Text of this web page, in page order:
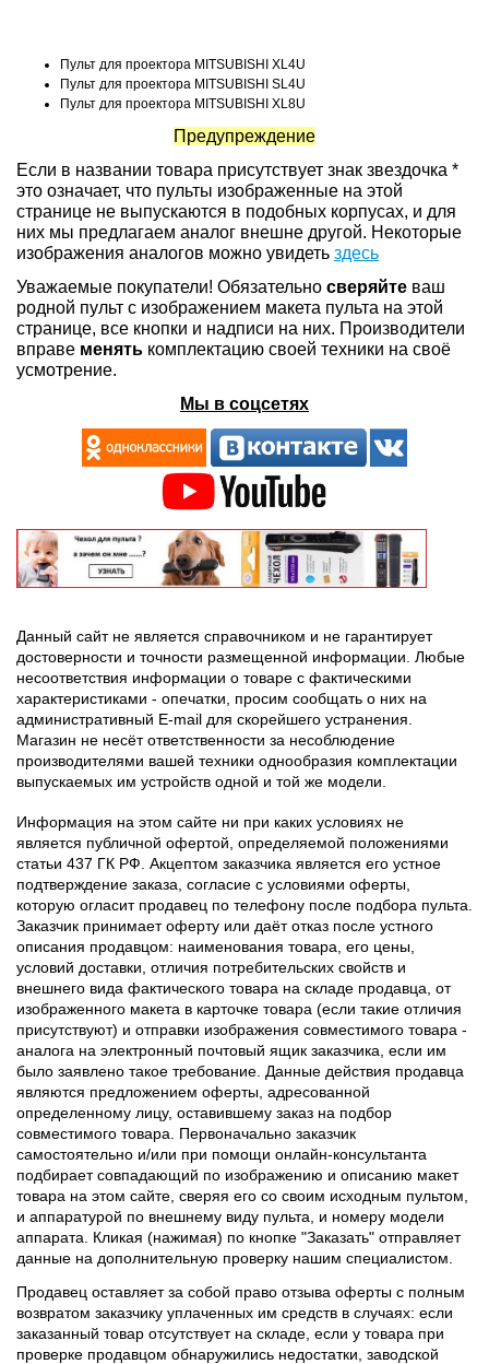
Пульт для проектора MITSUBISHI XL4U
Пульт для проектора MITSUBISHI SL4U
Пульт для проектора MITSUBISHI XL8U
Предупреждение
Если в названии товара присутствует знак звездочка *
это означает, что пульты изображенные на этой
странице не выпускаются в подобных корпусах, и для
них мы предлагаем аналог внешне другой. Некоторые
изображения аналогов можно увидеть здесь
Уважаемые покупатели! Обязательно сверяйте ваш
родной пульт с изображением макета пульта на этой
странице, все кнопки и надписи на них. Производители
вправе менять комплектацию своей техники на своё
усмотрение.
Мы в соцсетях
Данный сайт не является справочником и не гарантирует
достоверности и точности размещенной информации. Любые
несоответствия информации о товаре с фактическими
характеристиками - опечатки, просим сообщать о них на
административный E-mail для скорейшего устранения.
Магазин не несёт ответственности за несоблюдение
производителями вашей техники однообразия комплектации
выпускаемых им устройств одной и той же модели.
Информация на этом сайте ни при каких условиях не
является публичной офертой, определяемой положениями
статьи 437 ГК РФ. Акцептом заказчика является его устное
подтверждение заказа, согласие с условиями оферты,
которую огласит продавец по телефону после подбора пульта.
Заказчик принимает оферту или даёт отказ после устного
описания продавцом: наименования товара, его цены,
условий доставки, отличия потребительских свойств и
внешнего вида фактического товара на складе продавца, от
изображенного макета в карточке товара (если такие отличия
присутствуют) и отправки изображения совместимого товара -
аналога на электронный почтовый ящик заказчика, если им
было заявлено такое требование. Данные действия продавца
являются предложением оферты, адресованной
определенному лицу, оставившему заказ на подбор
совместимого товара. Первоначально заказчик
самостоятельно и/или при помощи онлайн-консультанта
подбирает совпадающий по изображению и описанию макет
товара на этом сайте, сверяя его со своим исходным пультом,
и аппаратурой по внешнему виду пульта, и номеру модели
аппарата. Кликая (нажимая) по кнопке "Заказать" отправляет
данные на дополнительную проверку нашим специалистом.
Продавец оставляет за собой право отзыва оферты с полным
возвратом заказчику уплаченных им средств в случаях: если
заказанный товар отсутствует на складе, если у товара при
проверке продавцом обнаружились недостатки, заводской